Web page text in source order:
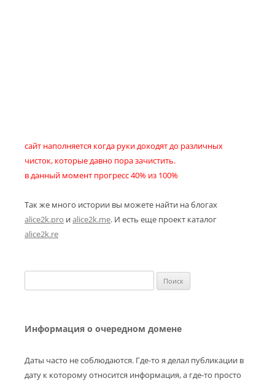
сайт наполняется когда руки доходят до различных
чисток, которые давно пора зачистить.
в данный момент прогресс 40% из 100%
Так же много истории вы можете найти на блогах
alice2k.pro иalice2k.me. И есть еще проект каталог
alice2k.re
Информация о очередном домене
Даты часто не соблюдаются. Где-то я делал публикации в
дату к которому относится информация, а где-то просто